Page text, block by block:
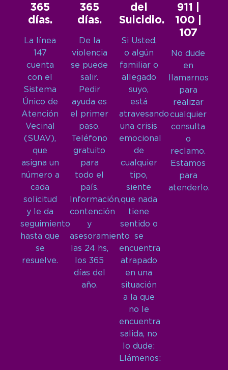
365
días.
La línea
147
cuenta
con el
Sistema
Único de
Atención
Vecinal
(SUAV),
que
asigna un
número a
cada
solicitud
y le da
seguimiento
hasta que
se
resuelve.
365
días.
De la
violencia
se puede
salir.
Pedir
ayuda es
el primer
paso.
Teléfono
gratuito
para
todo el
país.
Información,
contención
y
asesoramiento
las 24 hs,
los 365
días del
año.
del
Suicidio.
Si Usted,
o algún
familiar o
allegado
suyo,
está
atravesando
una crisis
emocional
de
cualquier
tipo,
siente
que nada
tiene
sentido o
se
encuentra
atrapado
en una
situación
a la que
no le
encuentra
salida, no
lo dude:
Llámenos:
911 |
100 |
107
No dude
en
llamarnos
para
realizar
cualquier
consulta
o
reclamo.
Estamos
para
atenderlo.